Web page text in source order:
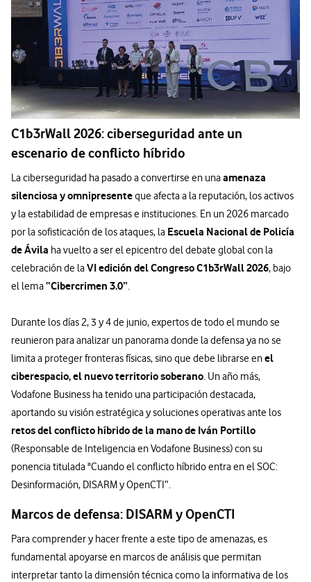
C1b3rWall 2026: ciberseguridad ante un
escenario de conflicto híbrido
La ciberseguridad ha pasado a convertirse en unaamenaza
silenciosa y omnipresenteque afecta a la reputación, los activos
y la estabilidad de empresas e instituciones. En un 2026 marcado
por la sofisticación de los ataques, la Escuela Nacional de Policía
de Ávila ha vuelto a ser el epicentro del debate global con la
celebración de laVI edición del Congreso C1b3rWall 2026, bajo
el lema“Cibercrimen 3.0”.
Durante los días 2, 3 y 4 de junio, expertos de todo el mundo se
reunieron para analizar un panorama donde la defensa ya no se
limita a proteger fronteras físicas, sino que debe librarse enel
ciberespacio, el nuevo territorio soberano. Un año más,
Vodafone Business ha tenido una participación destacada,
aportando su visión estratégica y soluciones operativas ante los
retos del conflicto híbrido de la mano de Iván Portillo
(Responsable de Inteligencia en Vodafone Business) con su
ponencia titulada "Cuando el conflicto híbrido entra en el SOC:
Desinformación, DISARM y OpenCTI”.
Marcos de defensa: DISARM y OpenCTI
Para comprender y hacer frente a este tipo de amenazas, es
fundamental apoyarse en marcos de análisis que permitan
interpretar tanto la dimensión técnica como la informativa de los